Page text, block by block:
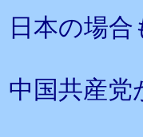
日本の場合
中国共産